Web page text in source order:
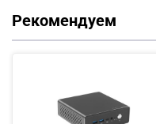
Рекомендуем